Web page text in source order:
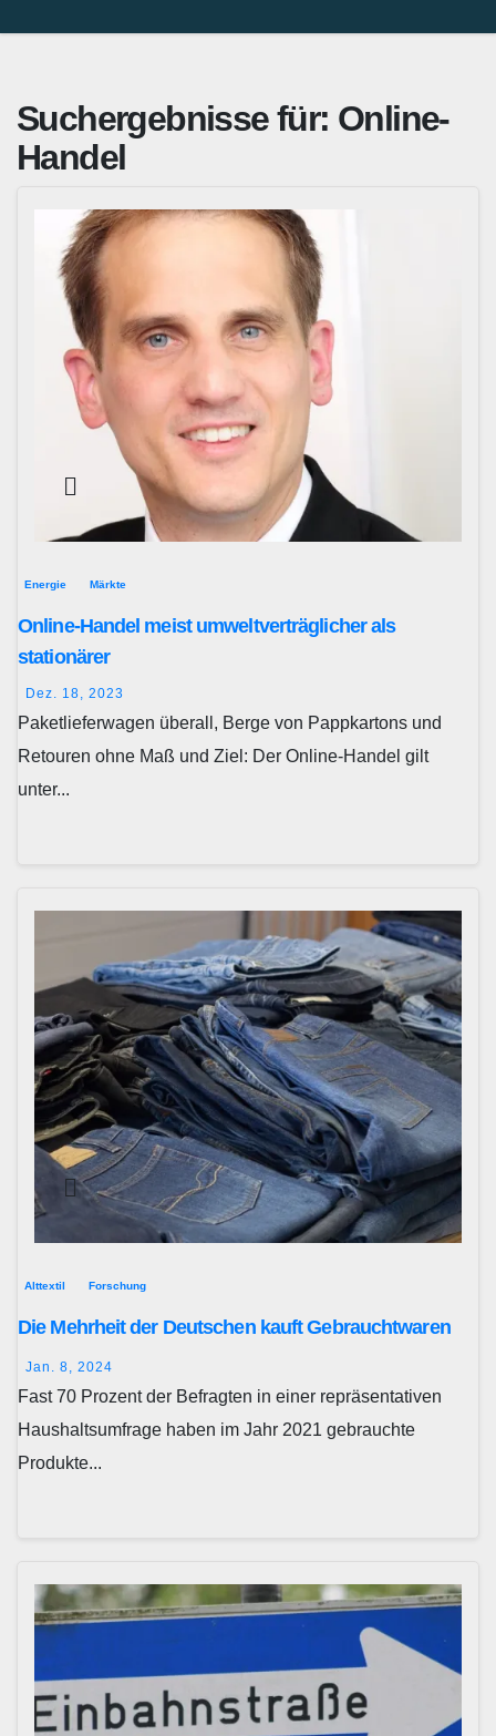
Suchergebnisse für: Online-
Handel
Energie Märkte
Online-Handel meist umweltverträglicher als
stationärer
Dez. 18, 2023
Paketlieferwagen überall, Berge von Pappkartons und
Retouren ohne Maß und Ziel: Der Online-Handel gilt
unter...
Alttextil Forschung
Die Mehrheit der Deutschen kauft Gebrauchtwaren
Jan. 8, 2024
Fast 70 Prozent der Befragten in einer repräsentativen
Haushaltsumfrage haben im Jahr 2021 gebrauchte
Produkte...